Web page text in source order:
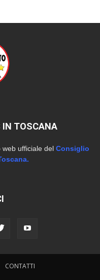
IN TOSCANA
web ufficiale del Consiglio
CONTATTI